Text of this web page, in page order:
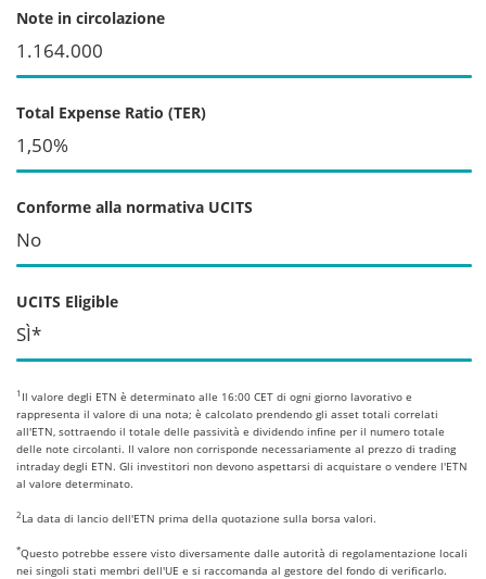
Note in circolazione
1.164.000
Total Expense Ratio (TER)
1,50%
Conforme alla normativa UCITS
No
UCITS Eligible
SÌ*
1 Il valore degli ETN è determinato alle 16:00 CET di ogni giorno lavorativo e
rappresenta il valore di una nota; è calcolato prendendo gli asset totali correlati
all'ETN, sottraendo il totale delle passività e dividendo infine per il numero totale
delle note circolanti. Il valore non corrisponde necessariamente al prezzo di trading
intraday degli ETN. Gli investitori non devono aspettarsi di acquistare o vendere l'ETN
al valore determinato.
2 La data di lancio dell'ETN prima della quotazione sulla borsa valori.
*Questo potrebbe essere visto diversamente dalle autorità di regolamentazione locali
nei singoli stati membri dell'UE e si raccomanda al gestore del fondo di verificarlo.